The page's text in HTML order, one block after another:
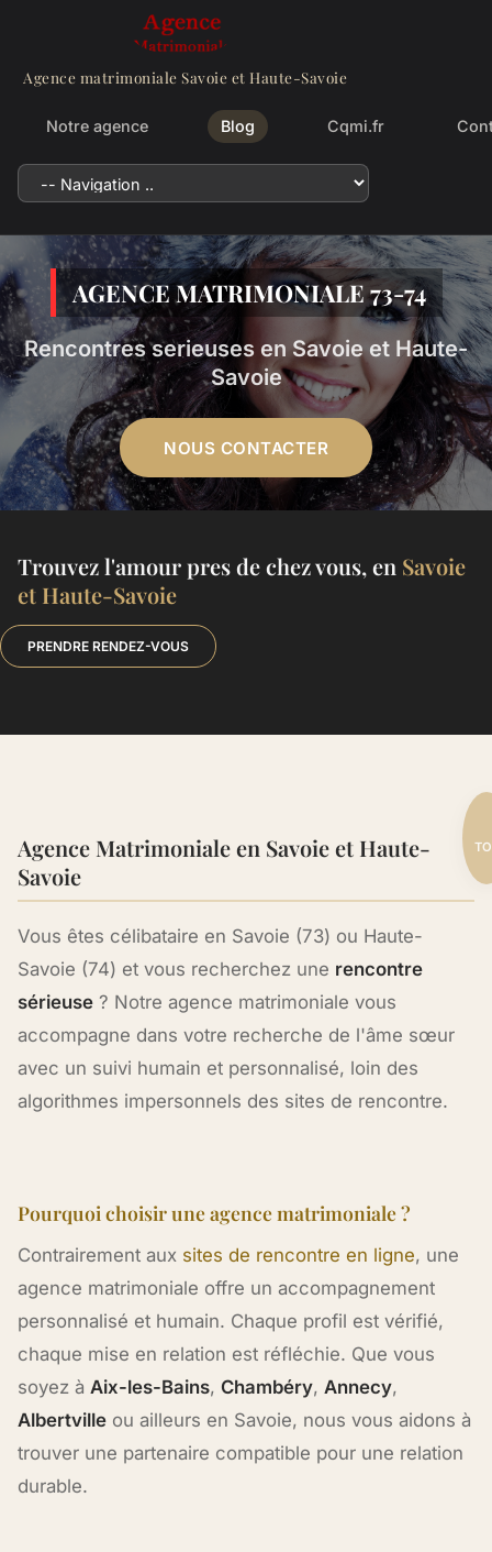
Agence matrimoniale Savoie et Haute-Savoie
Notre agence Blog Cqmi.fr
AGENCEMATRIMONIALE 73-74
Rencontres serieuses en Savoie et Haute-
Savoie
NOUS CONTACTER
Trouvez l'amour pres de chez vous, en Savoie
et Haute-Savoie
PRENDRE RENDEZ-VOUS
Agence Matrimoniale en Savoie et Haute-
Savoie
Vous êtes célibataire en Savoie (73) ou Haute-
Savoie (74) et vous recherchez une rencontre
sérieuse ? Notre agence matrimoniale vous
accompagne dans votre recherche de l'âme sœur
avec un suivi humain et personnalisé, loin des
algorithmes impersonnels des sites de rencontre.
Pourquoi choisir une agence matrimoniale ?
Contrairement aux sites de rencontre en ligne, une
agence matrimoniale offre un accompagnement
personnalisé et humain. Chaque profil est vérifié,
chaque mise en relation est réfléchie. Que vous
soyez à Aix-les-Bains, Chambéry, Annecy,
Albertville ou ailleurs en Savoie, nous vous aidons à
trouver une partenaire compatible pour une relation
durable.